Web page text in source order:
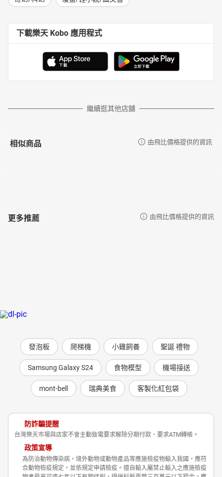
下載樂天 Kobo 應用程式
繼續逛其他店舖
相似商品 由飛比價格提供的資訊
更多推薦 由飛比價格提供的資訊
發泡板 爬梯機 小雞飼養 聖誕 禮物
Samsung Galaxy S24 食物模型 機場接送
mont-bell 瑞典美食 客製化紅包袋
防詐騙提醒
台灣樂天市場與店家不會主動致電要求解除分期付款、要求ATM轉帳。
政策宣導
為防治動物傳染病，境外動物或動物產品等應施檢疫物輸入我國，應符
合動物檢疫規定，並依規定申請檢疫。擅自輸入屬禁止輸入之應施檢疫